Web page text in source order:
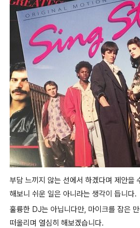
부담 느끼지 않는 선에서 하겠다며 제안을
해보니 쉬운 일은 아니라는 생각이 듭니다.
훌륭한 DJ는 아닙니다만, 마이크를 잡은
떠올리며 열심히 해보겠습니다.